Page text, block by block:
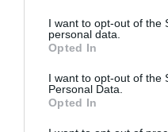
not limited to your visit or
grant or deny consent to
use your data for below
consent section.
I want to opt-out of the
personal data.
Opted In
I want to opt-out of the
Personal Data.
Opted In
Παρακαλώ Περιμένετε...
ΔΕΥΤΕΡΑ – ΡΕΜΟΣ